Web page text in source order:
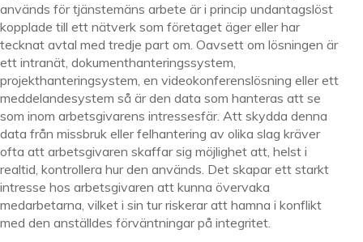
används för tjänstemäns arbete är i princip undantagslöst
kopplade till ett nätverk som företaget äger eller har
tecknat avtal med tredje part om. Oavsett om lösningen är
ett intranät, dokumenthanteringssystem,
projekthanteringsystem, en videokonferenslösning eller ett
meddelandesystem så är den data som hanteras att se
som inom arbetsgivarens intressesfär. Att skydda denna
data från missbruk eller felhantering av olika slag kräver
ofta att arbetsgivaren skaffar sig möjlighet att, helst i
realtid, kontrollera hur den används. Det skapar ett starkt
intresse hos arbetsgivaren att kunna övervaka
medarbetarna, vilket i sin tur riskerar att hamna i konflikt
med den anställdes förväntningar på integritet.